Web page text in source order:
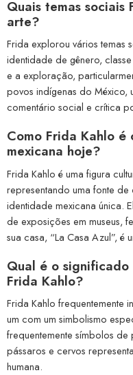
Quais temas sociais
arte?
Frida explorou vários temas
identidade de gênero,
e a exploração,
povos indígenas do México,
comentário social e crítica
Como Frida Kahlo
mexicana hoje?
Frida Kahlo é uma figura
representando uma fonte
identidade mexicana única.
de exposições em museus,
sua casa, “La Casa Azul”,
Qual é o significado
Frida Kahlo?
Frida Kahlo frequentemente
um com um simbolismo
frequentemente símbolos
pássaros e cervos
humana.